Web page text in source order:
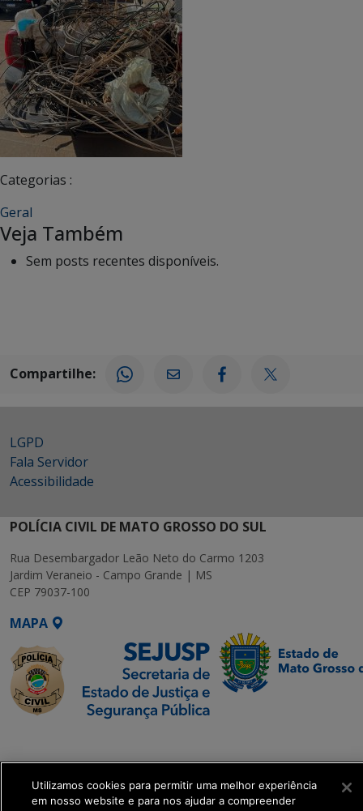
Categorias :
Geral
Veja Também
Sem posts recentes disponíveis.
Compartilhe:
LGPD
Fala Servidor
Acessibilidade
POLÍCIA CIVIL DE MATO GROSSO DO SUL
Rua Desembargador Leão Neto do Carmo 1203
Jardim Veraneio - Campo Grande | MS
CEP 79037-100
MAPA
Executiva de
Transformação Digital
Utilizamos cookies para permitir uma melhor experiência
em nosso website e para nos ajudar a compreender